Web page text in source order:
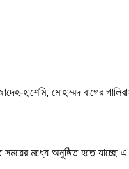
হাশেমি, মোহাম্মদ বাগের
সময়ের মধ্যে অনুষ্ঠিত হতে যাচ্ছে